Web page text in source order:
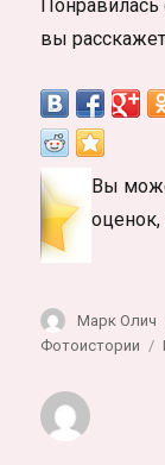
вы
Вы
оценок,
Автор
Марк Олич
Фотоистории